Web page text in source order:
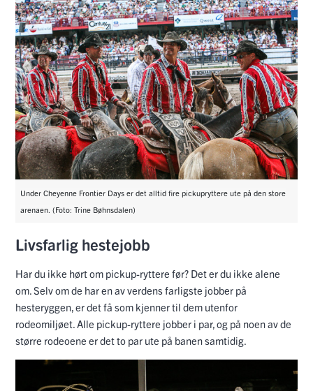
Under Cheyenne Frontier Days er det alltid fire pickupryttere ute på den store
arenaen. (Foto: Trine Bøhnsdalen)
Livsfarlig hestejobb
Har du ikke hørt om pickup-ryttere før? Det er du ikke alene
om. Selv om de har en av verdens farligste jobber på
hesteryggen, er det få som kjenner til dem utenfor
rodeomiljøet. Alle pickup-ryttere jobber i par, og på noen av de
større rodeoene er det to par ute på banen samtidig.